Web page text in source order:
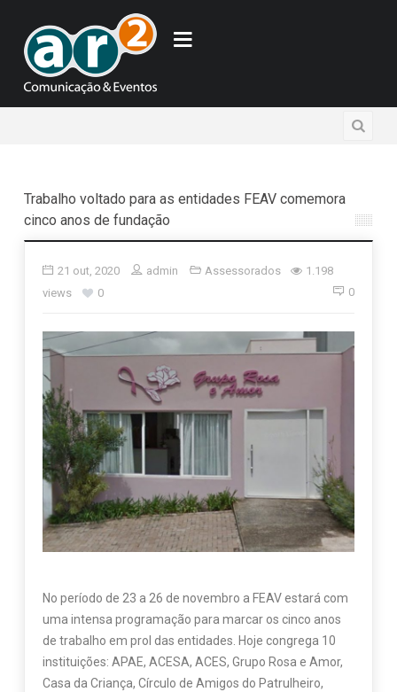
Trabalho voltado para as entidades FEAV comemora
cinco anos de fundação
21 out, 2020 admin Assessorados
1.198
views
0 0
No período de 23 a 26 de novembro a FEAV estará com
uma intensa programação para marcar os cinco anos
de trabalho em prol das entidades. Hoje congrega 10
instituições: APAE, ACESA, ACES, Grupo Rosa e Amor,
Casa da Criança, Círculo de Amigos do Patrulheiro,